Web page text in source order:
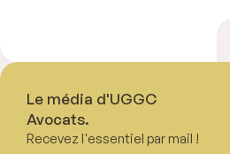
Le média d'UGGC
Avocats.
Recevez l'essentiel par mail !